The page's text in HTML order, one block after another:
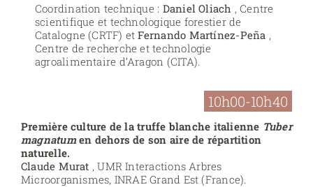
Coordination technique : Daniel Oliach , Centre
scientifique et technologique forestier de
Catalogne (CRTF) etFernando Martínez-Peña ,
Centre de recherche et technologie
agroalimentaire d’Aragon (CITA).
10h00-10h40
Première culture de la truffe blanche italienne Tuber
magnatumen dehors de son aire de répartition
naturelle.
Claude Murat , UMR Interactions Arbres
Microorganismes, INRAE Grand Est (France).